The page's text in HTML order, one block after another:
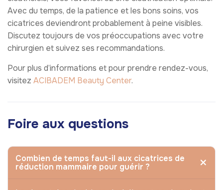
Avec du temps, de la patience et les bons soins, vos
cicatrices deviendront probablement à peine visibles.
Discutez toujours de vos préoccupations avec votre
chirurgien et suivez ses recommandations.
Pour plus d’informations et pour prendre rendez-vous,
visitez ACIBADEM Beauty Center.
Foire aux questions
Combien de temps faut-il aux cicatrices de
réduction mammaire pour guérir ?